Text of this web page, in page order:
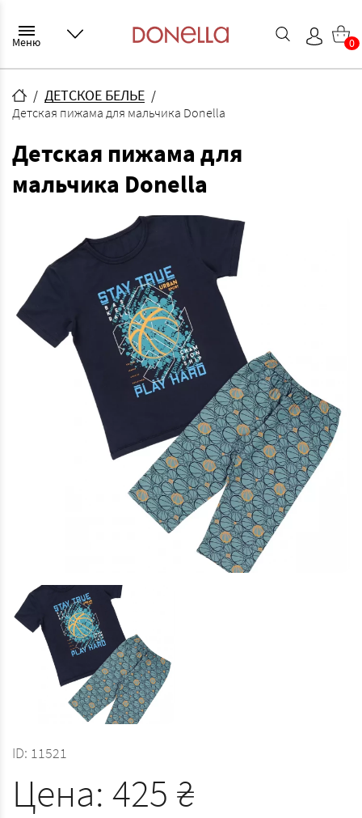
Меню 0
ДЕТСКОЕ БЕЛЬЕ
Детская пижама для мальчика Donella
Детская пижама для
мальчика Donella
ID: 11521
Цена: 425 ₴